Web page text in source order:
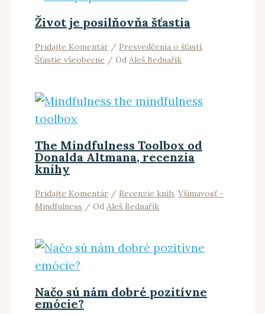
Život je posilňovňa šťastia
Pridajte Komentár / Presvedčenia o šťastí,
Šťastie všeobecne / Od Aleš Bednařík
The Mindfulness Toolbox od
Donalda Altmana, recenzia
knihy
Pridajte Komentár / Recenzie kníh, Všímavosť -
Mindfulness / Od Aleš Bednařík
Načo sú nám dobré pozitívne
emócie?